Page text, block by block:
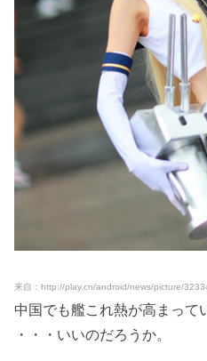
来自：http://play.cn/android/news/picture/
中国でも艦これ熱が高まって
・・・いいのだろうか。